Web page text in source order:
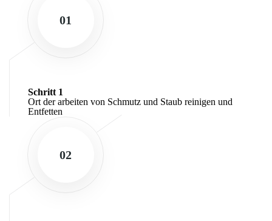
01
Schritt 1
Ort der arbeiten von Schmutz und Staub reinigen und
Entfetten
02